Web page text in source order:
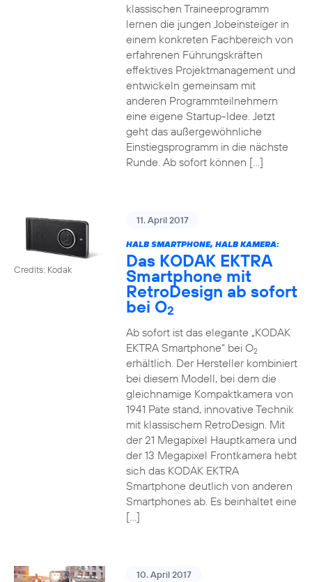
klassischen Traineeprogramm
lernen die jungen Jobeinsteiger in
einem konkreten Fachbereich von
erfahrenen Führungskräften
effektives Projektmanagement und
entwickeln gemeinsam mit
anderen Programmteilnehmern
eine eigene Startup-Idee. Jetzt
geht das außergewöhnliche
Einstiegsprogramm in die nächste
Runde. Ab sofort können […]
Credits: Kodak
11. April 2017
HALB SMARTPHONE, HALB KAMERA:
Das KODAK EKTRA
Smartphone mit
RetroDesign ab sofort
bei O2
Ab sofort ist das elegante „KODAK
EKTRA Smartphone“ bei O2
erhältlich. Der Hersteller kombiniert
bei diesem Modell, bei dem die
gleichnamige Kompaktkamera von
1941 Pate stand, innovative Technik
mit klassischem RetroDesign. Mit
der 21 Megapixel Hauptkamera und
der 13 Megapixel Frontkamera hebt
sich das KODAK EKTRA
Smartphone deutlich von anderen
Smartphones ab. Es beinhaltet eine
[…]
10. April 2017